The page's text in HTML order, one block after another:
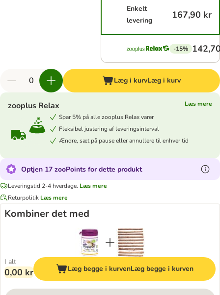
Enkelt
levering
167,90 kr
-15%
Læg i kurvLæg i kurv
zooplus Relax
Læs mere
Spar 5% på alle zooplus Relax varer
Fleksibel justering af leveringsinterval
Ændre, sæt på pause eller annullere til enhver tid
Optjen 17 zooPoints for dette produkt
Leveringstid 2-4 hverdage. Læs mere
Returpolitik Læs mere
Kombiner det med
I alt
0,00 kr Læg begge i kurvenLæg begge i kurven